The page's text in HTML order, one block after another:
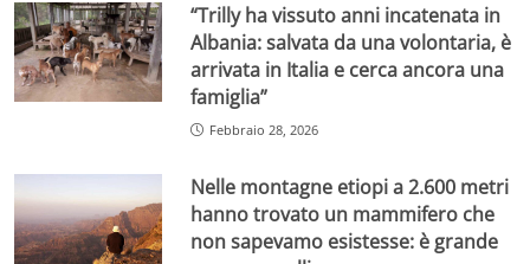
“Trilly ha vissuto anni incatenata in
Albania: salvata da una volontaria, è
arrivata in Italia e cerca ancora una
famiglia”
Febbraio 28, 2026
Nelle montagne etiopi a 2.600 metri
hanno trovato un mammifero che
non sapevamo esistesse: è grande